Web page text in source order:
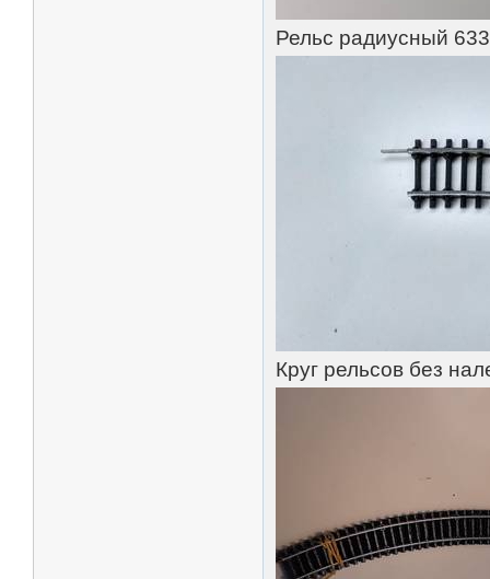
Рельс радиусный
Круг рельсов без